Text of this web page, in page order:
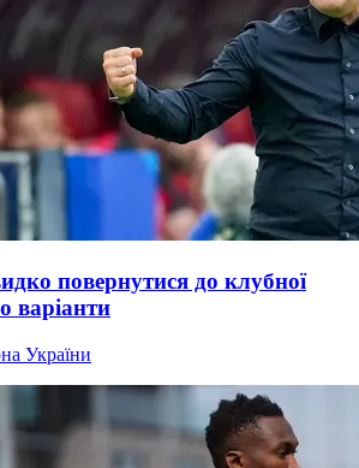
повернутися до клубної
варіанти
України